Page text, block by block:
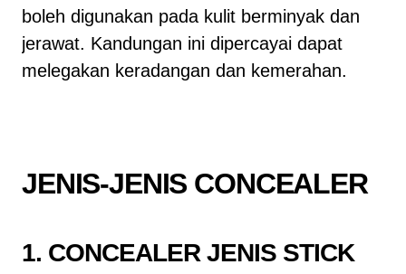
boleh digunakan pada kulit berminyak dan
jerawat. Kandungan ini dipercayai dapat
melegakan keradangan dan kemerahan.
JENIS-JENIS CONCEALER
1. CONCEALER JENIS STICK